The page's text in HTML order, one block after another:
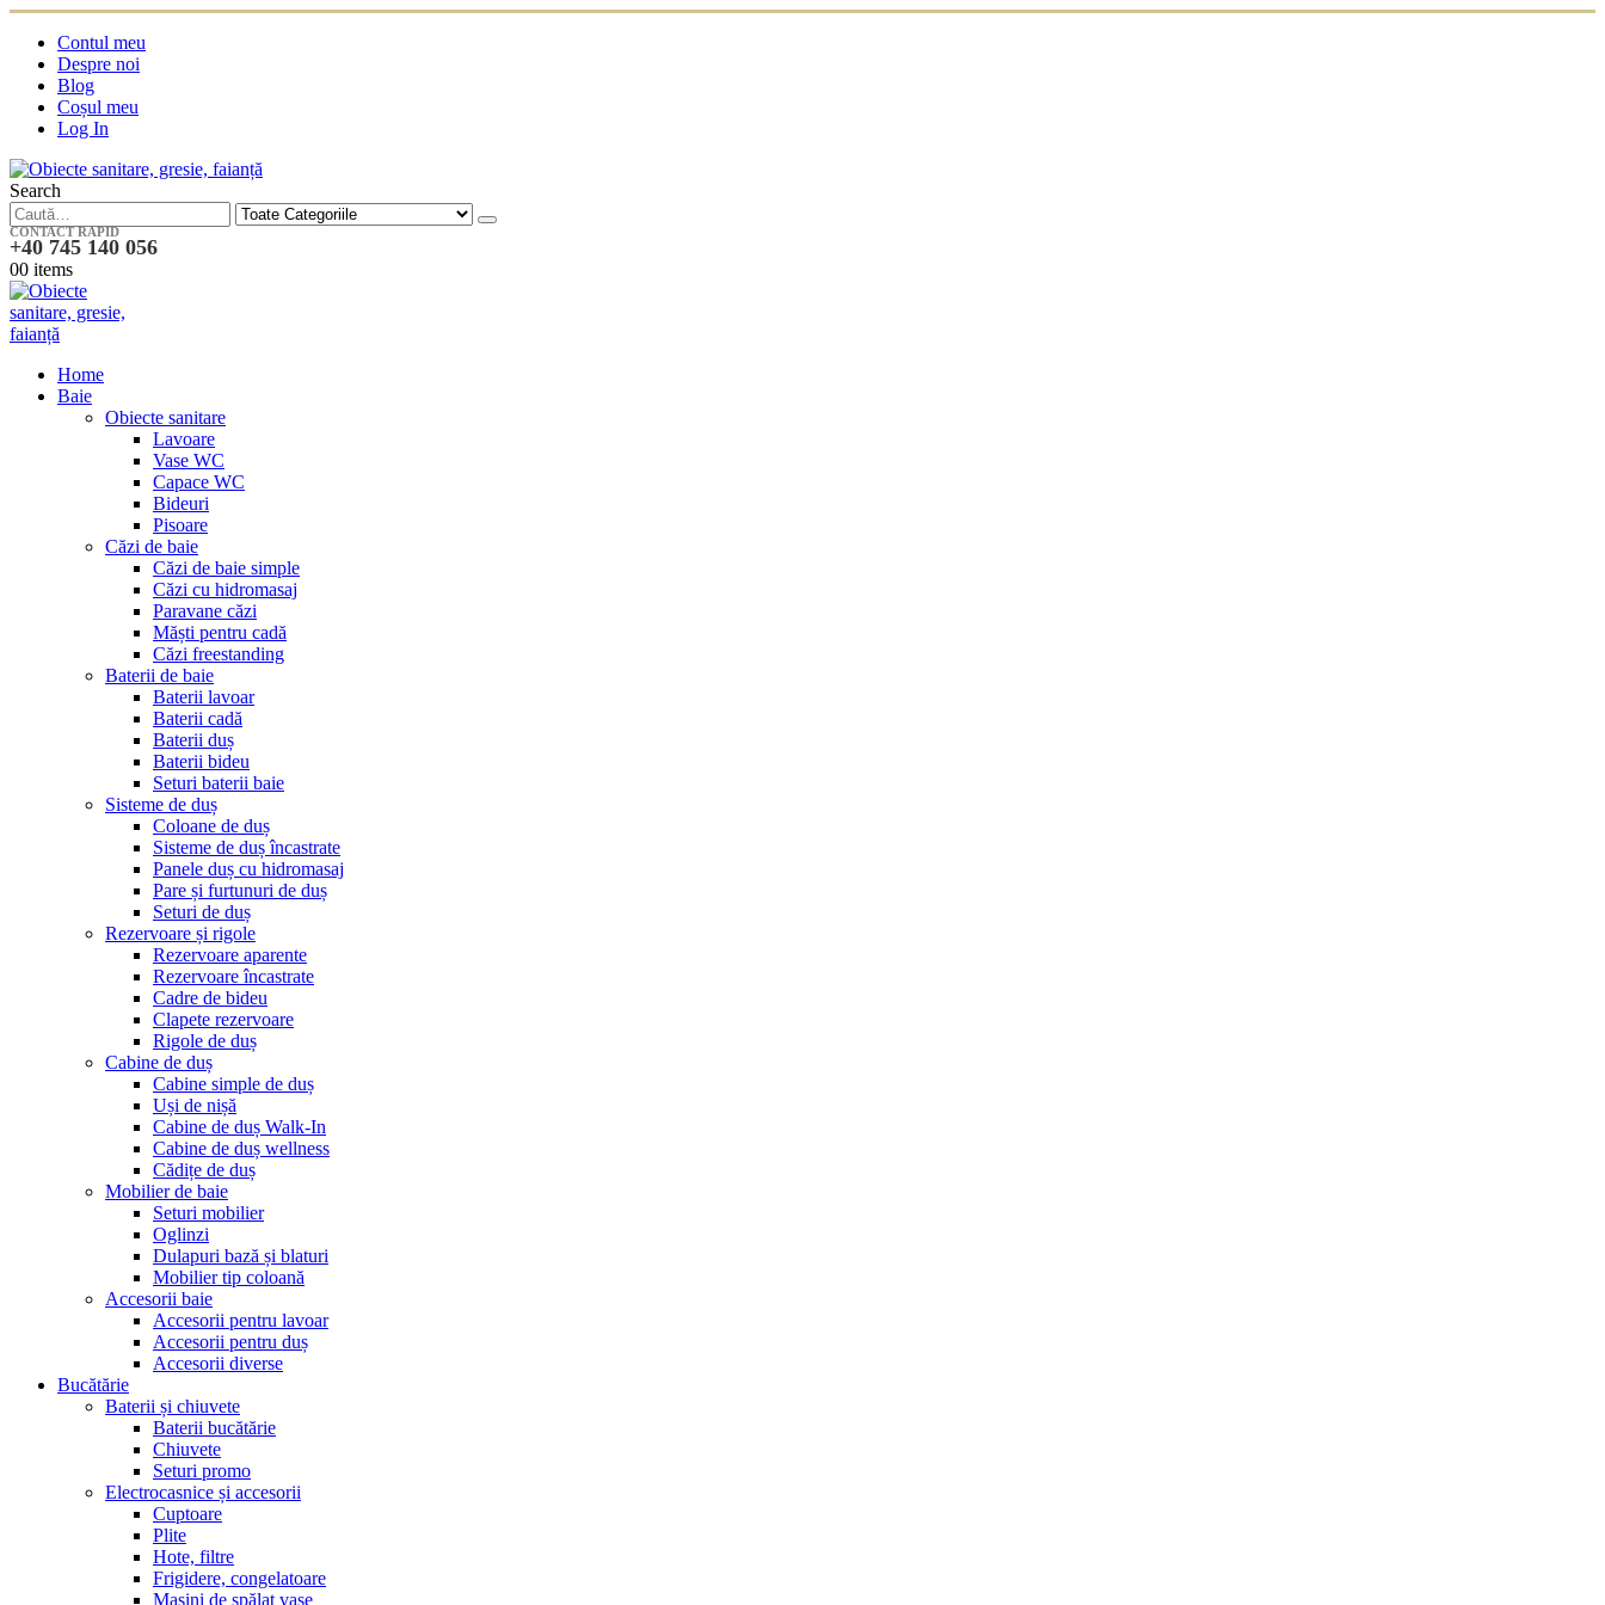
Contul meu
Despre noi
Blog
Coșul meu
Log In
Search
CONTACT RAPID
+40 745 140 056
00 items
Home
Baie
Obiecte sanitare
Lavoare
Vase WC
Capace WC
Bideuri
Pisoare
Căzi de baie
Căzi de baie simple
Căzi cu hidromasaj
Paravane căzi
Măști pentru cadă
Căzi freestanding
Baterii de baie
Baterii lavoar
Baterii cadă
Baterii duș
Baterii bideu
Seturi baterii baie
Sisteme de duș
Coloane de duș
Sisteme de duș încastrate
Panele duș cu hidromasaj
Pare și furtunuri de duș
Seturi de duș
Rezervoare și rigole
Rezervoare aparente
Rezervoare încastrate
Cadre de bideu
Clapete rezervoare
Rigole de duș
Cabine de duș
Cabine simple de duș
Uși de nișă
Cabine de duș Walk-In
Cabine de duș wellness
Cădițe de duș
Mobilier de baie
Seturi mobilier
Oglinzi
Dulapuri bază și blaturi
Mobilier tip coloană
Accesorii baie
Accesorii pentru lavoar
Accesorii pentru duș
Accesorii diverse
Bucătărie
Baterii și chiuvete
Baterii bucătărie
Chiuvete
Seturi promo
Electrocasnice și accesorii
Cuptoare
Plite
Hote, filtre
Frigidere, congelatoare
Mașini de spălat vase